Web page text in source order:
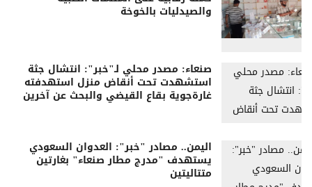
والصيدليات بالخوخة
صنعاء: مصدر محلي لـ"خبر": انتشال جثة
استشهدت تحت أنقاض منزل استهدفته
غارةجوية بقاع القيضي والبحث عن آخرين
اليمن.. مصادر "خبر": العدوان السعودي
يستهدف "مدرج مطار صنعاء" بغارتين
متتاليتين